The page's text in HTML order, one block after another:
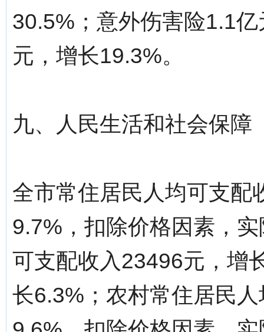
30.5%；意外伤害险1.1
元，增长19.3%。
九、人民生活和社会保障
全市常住居民人均可支配
9.7%，扣除价格因素，
可支配收入23496元，增
长6.3%；农村常住居民